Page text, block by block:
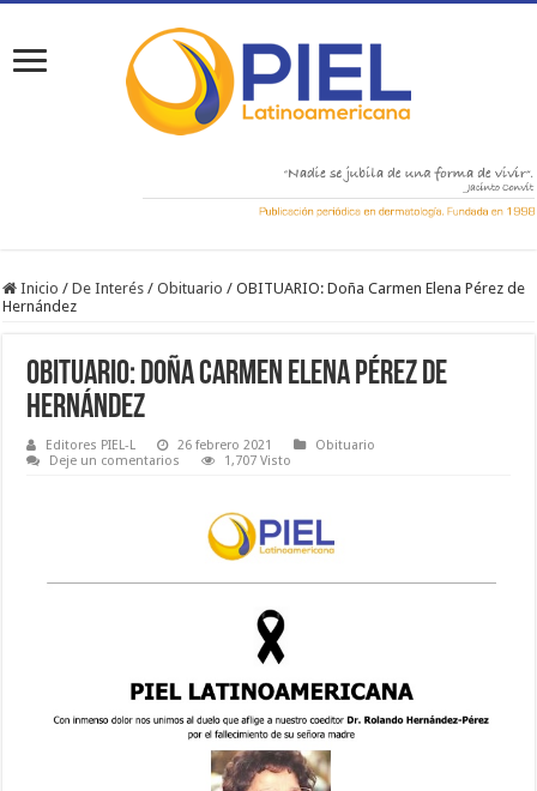
Inicio / De Interés / Obituario / OBITUARIO: Doña Carmen Elena Pérez de
Hernández
OBITUARIO: Doña Carmen Elena Pérez de
Hernández
Editores PIEL-L 26 febrero 2021
Obituario
Deje un comentarios
1,707 Visto